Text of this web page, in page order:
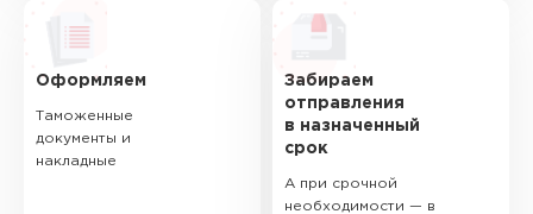
Оформляем
Таможенные
документы и
накладные
Забираем
отправления
в назначенный
срок
А при срочной
необходимости — в